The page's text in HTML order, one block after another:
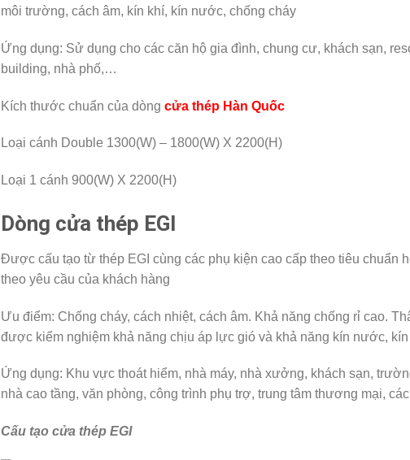
môi trường, cách âm, kín khí, kín nước, chống cháy
Ứng dụng: Sử dụng cho các căn hộ gia đình, chung cư, khách sạn,
building, nhà phố,…
Kích thước chuẩn của dòng cửa thép Hàn Quốc
Loại cánh Double 1300(W) – 1800(W) X 2200(H)
Loại 1 cánh 900(W) X 2200(H)
Dòng cửa thép EGI
Được cấu tạo từ thép EGI cùng các phụ kiện cao cấp theo tiêu chuẩn
theo yêu cầu của khách hàng
Ưu điểm: Chống cháy, cách nhiệt, cách âm. Khả năng chống rỉ cao.
được kiểm nghiệm khả năng chịu áp lực gió và khả năng kín nước,
Ứng dụng: Khu vực thoát hiểm, nhà máy, nhà xưởng, khách sạn,
nhà cao tầng, văn phòng, công trình phụ trợ, trung tâm thương mại,
Cấu tạo cửa thép EGI